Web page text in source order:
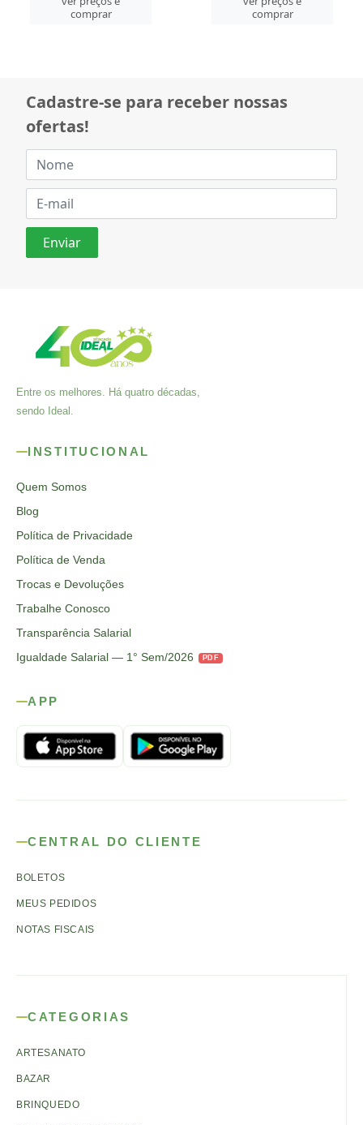
comprar
comprar
Cadastre-se para receber nossas
ofertas!
Entre os melhores. Há quatro décadas,
sendo Ideal.
INSTITUCIONAL
Quem Somos
Blog
Política de Privacidade
Política de Venda
Trocas e Devoluções
Trabalhe Conosco
Transparência Salarial
Igualdade Salarial — 1° Sem/2026
PDF
APP
CENTRAL DO CLIENTE
BOLETOS
MEUS PEDIDOS
NOTAS FISCAIS
CATEGORIAS
ARTESANATO
BAZAR
BRINQUEDO